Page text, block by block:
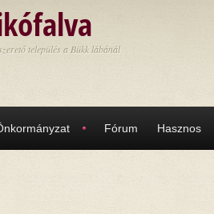
település a Bükk lábánál
Fórum Hasznos